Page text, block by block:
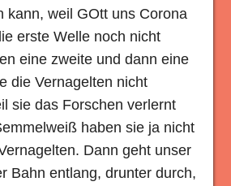
kann, weil GOtt uns Corona
erste Welle noch nicht
eine zweite und dann eine
die Vernagelten nicht
sie das Forschen verlernt
haben sie ja nicht
Dann geht unser
Bahn entlang, drunter durch,